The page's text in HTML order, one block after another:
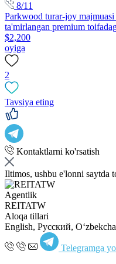
8/11
Parkwood turar-joy
ta'mirlangan premium
$2,200
oyiga
2
Tavsiya eting
Kontaktlarni ko'rsatish
Iltimos, ushbu e'lonni saytda
Agentlik
REITATW
Aloqa tillari
English, Русский, Oʻzbekcha
Telegramga